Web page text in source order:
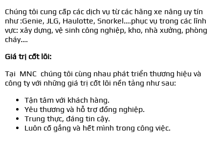
Chúng tôi cung cấp các dịch vụ từ các hãng xe nâng uy tín
như :Genie, JLG, Haulotte, Snorkel….phục vụ trong các lĩnh
vực: xây dựng, vệ sinh công nghiệp, kho, nhà xưởng, phòng
cháy….
Giá trị cốt lõi:
Tại MNC chúng tôi cùng nhau phát triển thương hiệu và
công ty với những giá trị cốt lõi nền tảng như sau:
Tận tâm với khách hàng.
Yêu thương và hỗ trợ đồng nghiệp.
Trung thực, đáng tin cậy.
Luôn cố gắng và hết mình trong công việc.